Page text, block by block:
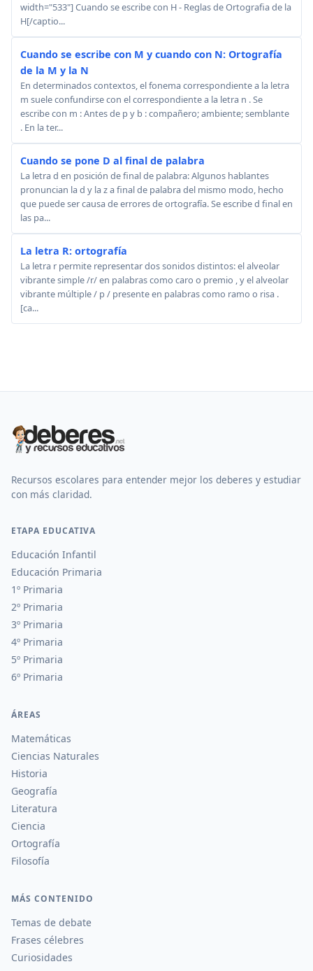
width="533"] Cuando se escribe con H - Reglas de Ortografia de la
H[/captio...
Cuando se escribe con M y cuando con N: Ortografía
de la M y la N
En determinados contextos, el fonema correspondiente a la letra
m suele confundirse con el correspondiente a la letra n . Se
escribe con m : Antes de p y b : compañero; ambiente; semblante
. En la ter...
Cuando se pone D al final de palabra
La letra d en posición de final de palabra: Algunos hablantes
pronuncian la d y la z a final de palabra del mismo modo, hecho
que puede ser causa de errores de ortografía. Se escribe d final en
las pa...
La letra R: ortografía
La letra r permite representar dos sonidos distintos: el alveolar
vibrante simple /r/ en palabras como caro o premio , y el alveolar
vibrante múltiple / p / presente en palabras como ramo o risa .
[ca...
Recursos escolares para entender mejor los deberes y estudiar
con más claridad.
ETAPA EDUCATIVA
Educación Infantil
Educación Primaria
1º Primaria
2º Primaria
3º Primaria
4º Primaria
5º Primaria
6º Primaria
ÁREAS
Matemáticas
Ciencias Naturales
Historia
Geografía
Literatura
Ciencia
Ortografía
Filosofía
MÁS CONTENIDO
Temas de debate
Frases célebres
Curiosidades